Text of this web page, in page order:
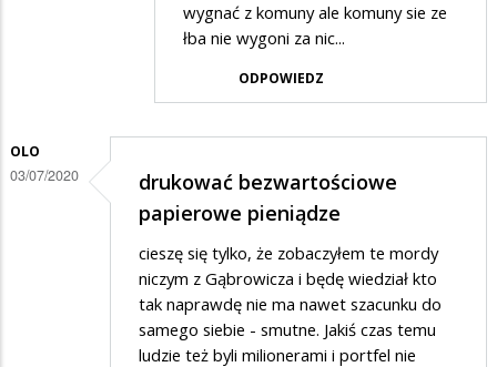
Trochę
żenujące
wygnać z komuny ale komuny sie ze
łba nie wygoni za nic...
ODPOWIEDZ
OLO
03/07/2020
drukować bezwartościowe
papierowe pieniądze
cieszę się tylko, że zobaczyłem te mordy
niczym z Gąbrowicza i będę wiedział kto
tak naprawdę nie ma nawet szacunku do
samego siebie - smutne. Jakiś czas temu
ludzie też byli milionerami i portfel nie